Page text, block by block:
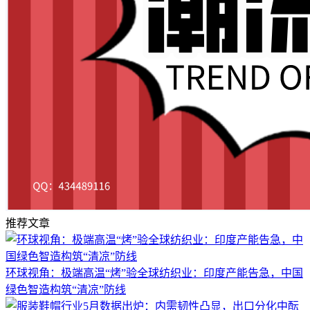
推荐文章
环球视角：极端高温“烤”验全球纺织业：印度产能告急，中国
绿色智造构筑“清凉”防线